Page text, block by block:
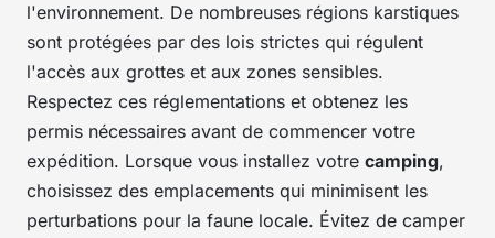
l'environnement. De nombreuses régions karstiques
sont protégées par des lois strictes qui régulent
l'accès aux grottes et aux zones sensibles.
Respectez ces réglementations et obtenez les
permis nécessaires avant de commencer votre
expédition. Lorsque vous installez votre camping,
choisissez des emplacements qui minimisent les
perturbations pour la faune locale. Évitez de camper